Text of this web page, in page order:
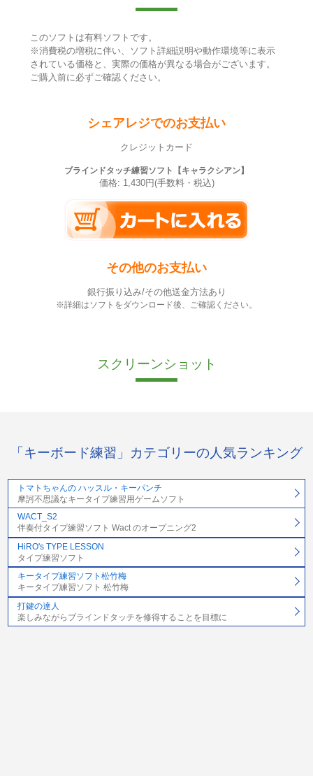
このソフトは有料ソフトです。
※消費税の増税に伴い、ソフト詳細説明や動作環境等に表示
されている価格と、実際の価格が異なる場合がございます。
ご購入前に必ずご確認ください。
シェアレジでのお支払い
クレジットカード
ブラインドタッチ練習ソフト【キャラクシアン】
価格: 1,430円(手数料・税込)
その他のお支払い
銀行振り込み/その他送金方法あり
※詳細はソフトをダウンロード後、ご確認ください。
スクリーンショット
「キーボード練習」カテゴリーの人気ランキング
トマトちゃんの ハッスル・キーパンチ
摩訶不思議なキータイプ練習用ゲームソフト
WACT_S2
伴奏付タイプ練習ソフト Wact のオープニング2
HiRO's TYPE LESSON
タイプ練習ソフト
キータイプ練習ソフト松竹梅
キータイプ練習ソフト 松竹梅
打鍵の達人
楽しみながらブラインドタッチを修得することを目標に